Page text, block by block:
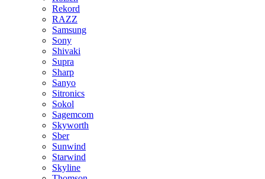
Rekord
RAZZ
Samsung
Sony
Shivaki
Supra
Sharp
Sanyo
Sitronics
Sokol
Sagemcom
Skyworth
Sber
Sunwind
Starwind
Skyline